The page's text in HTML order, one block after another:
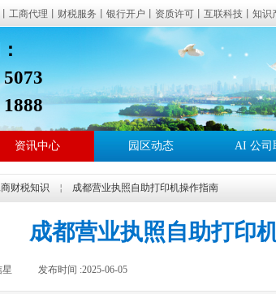
工商代理丨财税服务丨银行开户丨资质许可丨互联科技丨知
址托管、地址挂靠、集群注册地址、公司注册、代理记账、
天府新区、郫都区、双流区、东部新区、新都区、温江区、
地址注册公司、初创企业地址托管、注册地址异常处理、工商
资讯中心 园区动态 AI 公司
我们：
0803
财税知识 ￤ 成都营业执照自助打印机操作指南
成都营业执照自助打印
星 发布时间 :2025-06-05